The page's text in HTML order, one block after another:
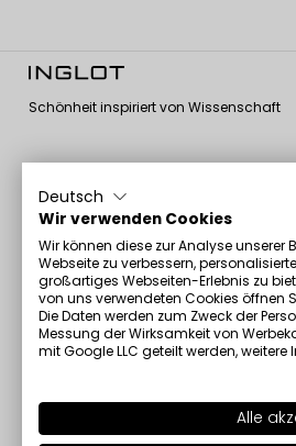
Schönheit inspiriert von Wissenschaft
Über uns
Über uns
Corporate
GMP-Zertifikat
Vegan Formula
Certificate
Inglot Lab 1983
Kundenservice
Kontaktieren sie
uns
Versand und
Anmeldung
Werbeaktionen
Stellen Sie Ihre
eigene Palette
Deutsch
Wir verwenden Cookies
Wir können diese zur Analyse
Webseite zu verbessern,
großartiges Webseiten-Erlebnis zu
von uns verwendeten Cookies öffnen
Die Daten werden zum Zweck der
Messung der Wirksamkeit von
mit Google LLC geteilt werden,
Alle